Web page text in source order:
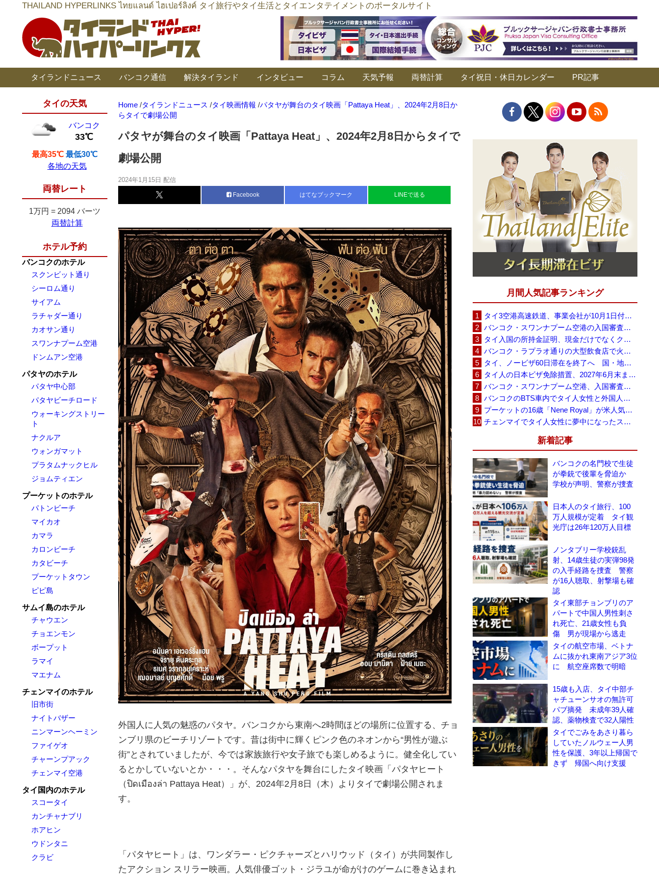
THAILAND HYPERLINKS ไทยแลนด์ ไฮเปอร์ลิงค์ タイ旅行やタイ生活とタイエンタテイメントのポータルサイト
タイランドニュース バンコク通信 解決タイランド インタビュー コラム 天気予報 両替計算 タイ祝日・休日カレンダー PR記事
タイの天気
バンコク
33℃
最高35℃ 最低30℃
各地の天気
両替レート
1万円 = 2094 バーツ
両替計算
ホテル予約
バンコクのホテル
スクンビット通り
シーロム通り
サイアム
ラチャダー通り
カオサン通り
スワンナプーム空港
ドンムアン空港
パタヤのホテル
パタヤ中心部
パタヤビーチロード
ウォーキングストリー
ト
ナクルア
ウォンガマット
プラタムナックヒル
ジョムティエン
プーケットのホテル
パトンビーチ
マイカオ
カマラ
カロンビーチ
カタビーチ
プーケットタウン
ピピ島
サムイ島のホテル
チャウエン
チョエンモン
ボープット
ラマイ
マエナム
チェンマイのホテル
旧市街
ナイトバザー
ニンマーンヘーミン
ファイゲオ
チャーンプアック
チェンマイ空港
タイ国内のホテル
スコータイ
カンチャナブリ
ホアヒン
ウドンタニ
クラビ
Home /タイランドニュース /タイ映画情報 /パタヤが舞台のタイ映画「Pattaya Heat」、2024年2月8日か
らタイで劇場公開
パタヤが舞台のタイ映画「Pattaya Heat」、2024年2月8日からタイで
劇場公開
2024年1月15日 配信
Facebook はてなブックマーク LINEで送る
外国人に人気の魅惑のパタヤ。バンコクから東南へ2時間ほどの場所に位置する、チョ
ンブリ県のビーチリゾートです。昔は街中に輝くピンク色のネオンから“男性が遊ぶ
街”とされていましたが、今では家族旅行や女子旅でも楽しめるように。健全化してい
るとかしていないとか・・・。そんなパタヤを舞台にしたタイ映画「パタヤヒート
（ปิดเมืองล่า Pattaya Heat）」が、2024年2月8日（木）よりタイで劇場公開されま
す。
「パタヤヒート」は、ワンダラー・ピクチャーズとハリウッド（タイ）が共同製作し
たアクション スリラー映画。人気俳優ゴット・ジラユが命がけのゲームに巻き込まれ
月間人気記事ランキング
タイ3空港高速鉄道、事業会社が10月1日付の契約終了を通知 「現時点での撤退決定ではない」
バンコク・スワンナプーム空港の入国審査に長蛇の列、SNSで「3～4時間待ち」との投稿が拡散
タイ入国の所持金証明、現金だけでなくクレジットカードや銀行明細も提示可能
バンコク・ラプラオ通りの大型飲食店で火災、27人死亡・多数負傷
タイ、ノービザ60日滞在を終了へ 国・地域別に30日・15日へ再編
タイ人の日本ビザ免除措置、2027年6月末まで延長 不安広がる中でひとまず安堵
バンコク・スワンナプーム空港、入国審査で2～3時間待ちの時間帯も 審査厳格化と人員不足が影響か
バンコクのBTS車内でタイ人女性と外国人学生グループが口論、騒音めぐる動画が拡散
プーケットの16歳「Nene Royal」が米人気番組で圧巻の演奏、審査員4人全員が「Yes」
チェンマイでタイ人女性に夢中になったスウェーデン人男性、全財産を失い捨てられる
新着記事
バンコクの名門校で生徒
が拳銃で後輩を脅迫か
学校が声明、警察が捜査
日本人のタイ旅行、100
万人規模が定着 タイ観
光庁は26年120万人目標
ノンタブリー学校銃乱
射、14歳生徒の実弾98発
の入手経路を捜査 警察
が16人聴取、射撃場も確
認
タイ東部チョンブリのア
パートで中国人男性刺さ
れ死亡、21歳女性も負
傷 男が現場から逃走
タイの航空市場、ベトナ
ムに抜かれ東南アジア3位
に 航空座席数で明暗
15歳も入店、タイ中部チ
ャチューンサオの無許可
パブ摘発 未成年39人確
認、薬物検査で32人陽性
タイでごみをあさり暮ら
していたノルウェー人男
性を保護、3年以上帰国で
きず 帰国へ向け支援